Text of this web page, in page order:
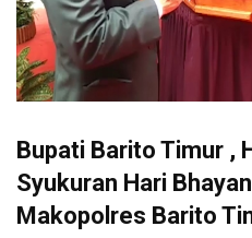
Bupati Barito Timur ,
Syukuran Hari
Makopolres Barito